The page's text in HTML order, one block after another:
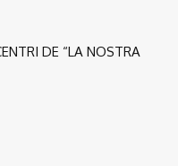
DE “LA NOSTRA